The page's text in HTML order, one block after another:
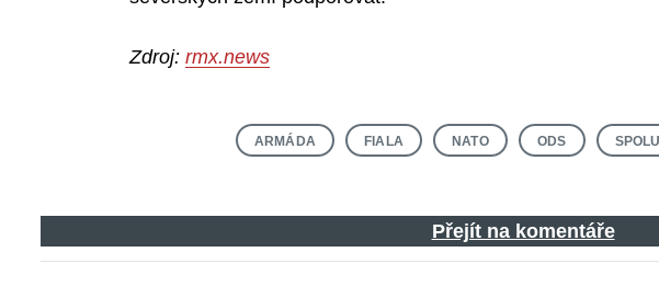
Zdroj: rmx.news
ARMÁDA FIALA NATO ODS SPOLU
Přejít na komentáře